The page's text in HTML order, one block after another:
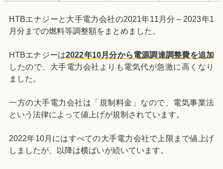
HTBエナジーと大手電力会社の2021年11月分～2023年1
月分までの燃料等調整額をまとめました。
HTBエナジーは2022年10月分から電源調達調整費を追加
したので、大手電力会社よりも電気代が急激に高くなり
ました。
一方の大手電力会社は「規制料金」なので、電気事業法
という法律によって値上げが規制されています。
2022年10月にはすべての大手電力会社で上限まで値上げ
しましたが、以降は横ばいが続いています。